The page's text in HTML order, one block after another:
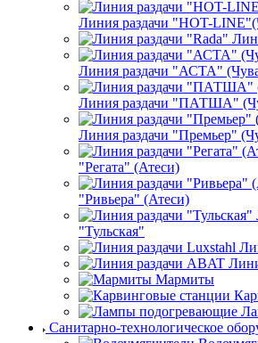
Линия раздачи "HOT-
Линия раздачи "АСТА"
Линия раздачи "ПАТША"
Линия раздачи "Премьер"
"Регата" (Атеси)
"Ривьера" (Атеси)
"Тульская"
Мармиты
Санитарно-технологическое